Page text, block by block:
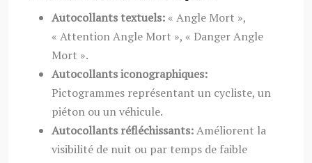
Autocollants textuels:« Angle Mort »,
« Attention Angle Mort », « Danger Angle
Mort ».
Autocollants iconographiques:
Pictogrammes représentant un cycliste, un
piéton ou un véhicule.
Autocollants réfléchissants:Améliorent la
visibilité de nuit ou par temps de faible